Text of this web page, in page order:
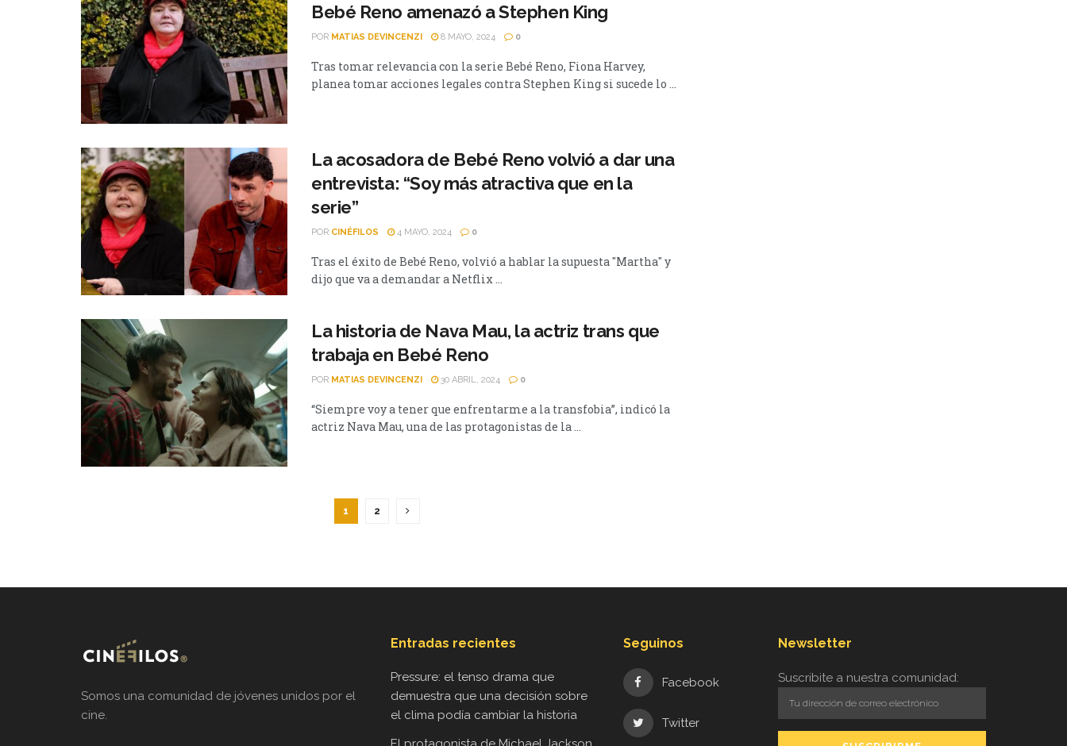
Bebé Reno amenazó a Stephen King
POR MATIAS DEVINCENZI 8 MAYO, 2024 0
Tras tomar relevancia con la serie Bebé Reno, Fiona Harvey,
planea tomar acciones legales contra Stephen King si sucede lo ...
La acosadora de Bebé Reno volvió a dar una
entrevista: “Soy más atractiva que en la
serie”
POR CINÉFILOS 4 MAYO, 2024 0
Tras el éxito de Bebé Reno, volvió a hablar la supuesta "Martha" y
dijo que va a demandar a Netflix ...
La historia de Nava Mau, la actriz trans que
trabaja en Bebé Reno
POR MATIAS DEVINCENZI 30 ABRIL, 2024 0
“Siempre voy a tener que enfrentarme a la transfobia”, indicó la
actriz Nava Mau, una de las protagonistas de la ...
1 2
Somos una comunidad de jóvenes unidos por el
cine.
Entradas recientes
Pressure: el tenso drama que
demuestra que una decisión sobre
el clima podía cambiar la historia
Seguinos
Facebook
Twitter
Newsletter
Suscribite a nuestra comunidad: